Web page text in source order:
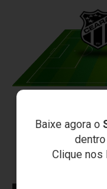
Baixe agora o
Clique nos
Campeonato